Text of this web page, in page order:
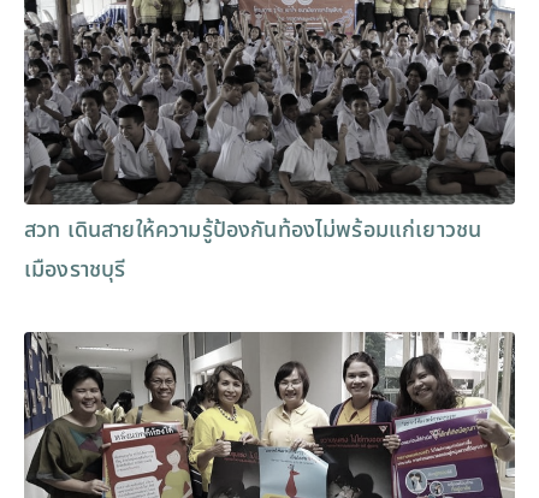
สวท เดินสายให้ความรู้ป้องกันท้องไม่พร้อมแก่เยาวชน
เมืองราชบุรี